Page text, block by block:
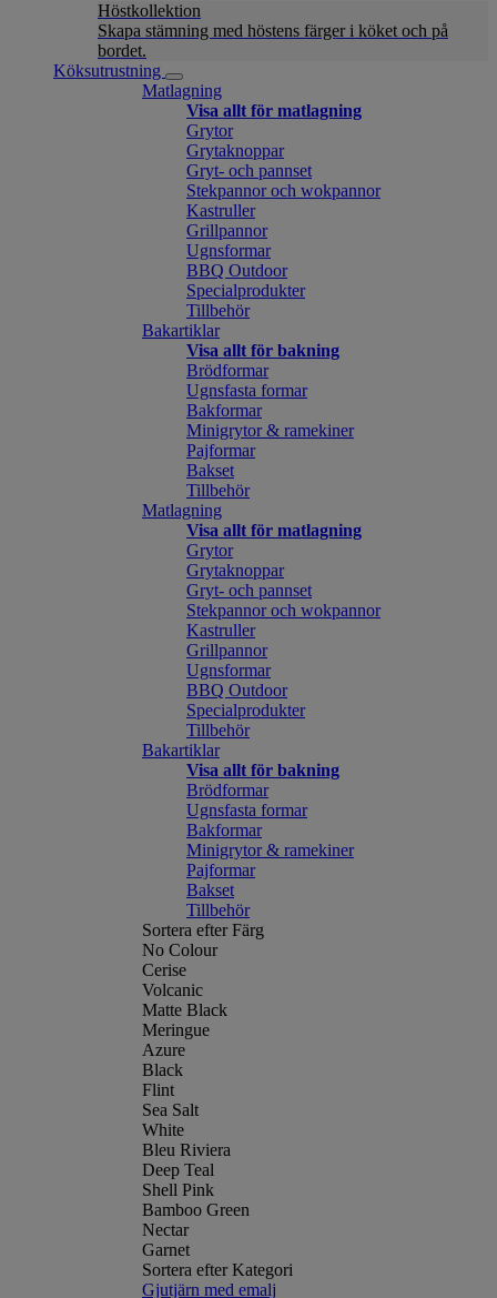
Höstkollektion
Skapa stämning med höstens färger i köket och på
bordet.
Köksutrustning
Matlagning
Visa allt för matlagning
Grytor
Grytaknoppar
Gryt- och pannset
Stekpannor och wokpannor
Kastruller
Grillpannor
Ugnsformar
BBQ Outdoor
Specialprodukter
Tillbehör
Bakartiklar
Visa allt för bakning
Brödformar
Ugnsfasta formar
Bakformar
Minigrytor & ramekiner
Pajformar
Bakset
Tillbehör
Matlagning
Visa allt för matlagning
Grytor
Grytaknoppar
Gryt- och pannset
Stekpannor och wokpannor
Kastruller
Grillpannor
Ugnsformar
BBQ Outdoor
Specialprodukter
Tillbehör
Bakartiklar
Visa allt för bakning
Brödformar
Ugnsfasta formar
Bakformar
Minigrytor & ramekiner
Pajformar
Bakset
Tillbehör
Sortera efter Färg
No Colour
Cerise
Volcanic
Matte Black
Meringue
Azure
Black
Flint
Sea Salt
White
Bleu Riviera
Deep Teal
Shell Pink
Bamboo Green
Nectar
Garnet
Sortera efter Kategori
Gjutjärn med emalj